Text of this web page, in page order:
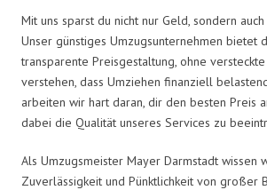
Mit uns sparst du nicht nur Geld, sondern
Unser günstiges Umzugsunternehmen bietet
transparente Preisgestaltung, ohne versteckte
verstehen, dass Umziehen finanziell
arbeiten wir hart daran, dir den besten Preis
dabei die Qualität unseres Services zu
Als Umzugsmeister Mayer Darmstadt wissen
Zuverlässigkeit und Pünktlichkeit von großer